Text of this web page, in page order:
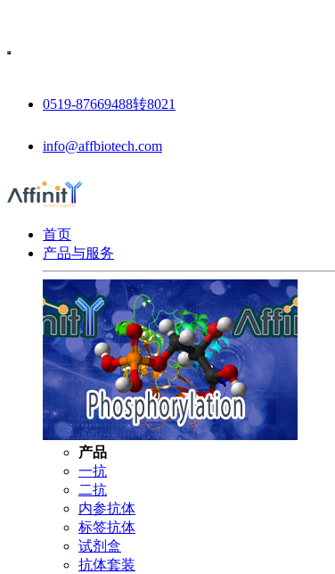
0519-87669488转8021
info@affbiotech.com
首页
产品与服务
产品
一抗
二抗
内参抗体
标签抗体
试剂盒
抗体套装